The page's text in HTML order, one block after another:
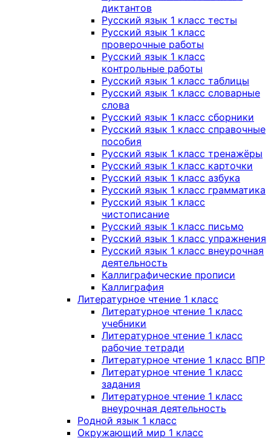
диктантов
Русский язык 1 класс тесты
Русский язык 1 класс
проверочные работы
Русский язык 1 класс
контрольные работы
Русский язык 1 класс таблицы
Русский язык 1 класс словарные
слова
Русский язык 1 класс сборники
Русский язык 1 класс справочные
пособия
Русский язык 1 класс тренажёры
Русский язык 1 класс карточки
Русский язык 1 класс азбука
Русский язык 1 класс грамматика
Русский язык 1 класс
чистописание
Русский язык 1 класс письмо
Русский язык 1 класс упражнения
Русский язык 1 класс внеурочная
деятельность
Каллиграфические прописи
Каллиграфия
Литературное чтение 1 класс
Литературное чтение 1 класс
учебники
Литературное чтение 1 класс
рабочие тетради
Литературное чтение 1 класс ВПР
Литературное чтение 1 класс
задания
Литературное чтение 1 класс
внеурочная деятельность
Родной язык 1 класс
Окружающий мир 1 класс